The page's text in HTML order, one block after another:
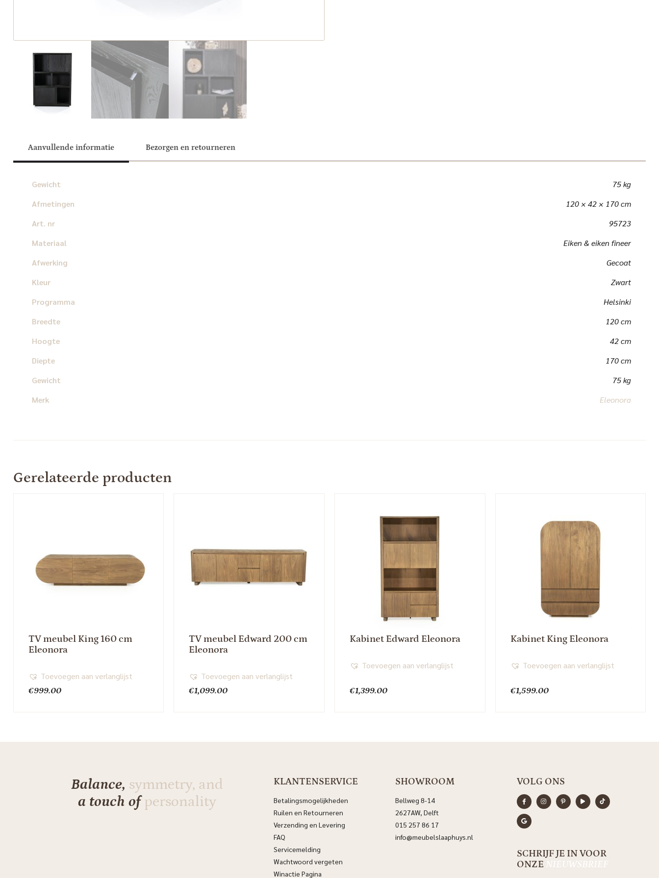
Aanvullende informatie Bezorgen en retourneren
Gewicht
75 kg
Afmetingen
120 × 42 × 170 cm
Art. nr
95723
Materiaal
Eiken & eiken fineer
Afwerking
Gecoat
Kleur
Zwart
Programma
Helsinki
Breedte
120 cm
Hoogte
42 cm
Diepte
170 cm
Gewicht
75 kg
Merk
Eleonora
Gerelateerde producten
TV meubel King 160 cm
Eleonora
€999.00
Toevoegen aan verlanglijst
TV meubel Edward 200 cm
Eleonora
€1,099.00
Toevoegen aan verlanglijst
Kabinet Edward Eleonora
€1,399.00
Toevoegen aan verlanglijst
Kabinet King Eleonora
€1,599.00
Toevoegen aan verlanglijst
Balance, symmetry, and
a touch ofpersonality
KLANTENSERVICE
Betalingsmogelijkheden
Ruilen en Retourneren
Verzending en Levering
FAQ
Servicemelding
Wachtwoord vergeten
Winactie Pagina
SHOWROOM
Bellweg 8-14
2627AW, Delft
015 257 86 17
info@meubelslaaphuys.nl
VOLG ONS
SCHRIJF JE IN VOOR
ONZE NIEUWSBRIEF